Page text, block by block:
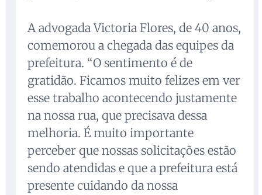
A advogada Victoria Flores, de 40 anos,
comemorou a chegada das equipes da
prefeitura. “O sentimento é de
gratidão. Ficamos muito felizes em ver
esse trabalho acontecendo justamente
na nossa rua, que precisava dessa
melhoria. É muito importante
perceber que nossas solicitações estão
sendo atendidas e que a prefeitura está
presente cuidando da nossa